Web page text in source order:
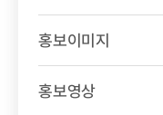
홍보이미지
홍보영상